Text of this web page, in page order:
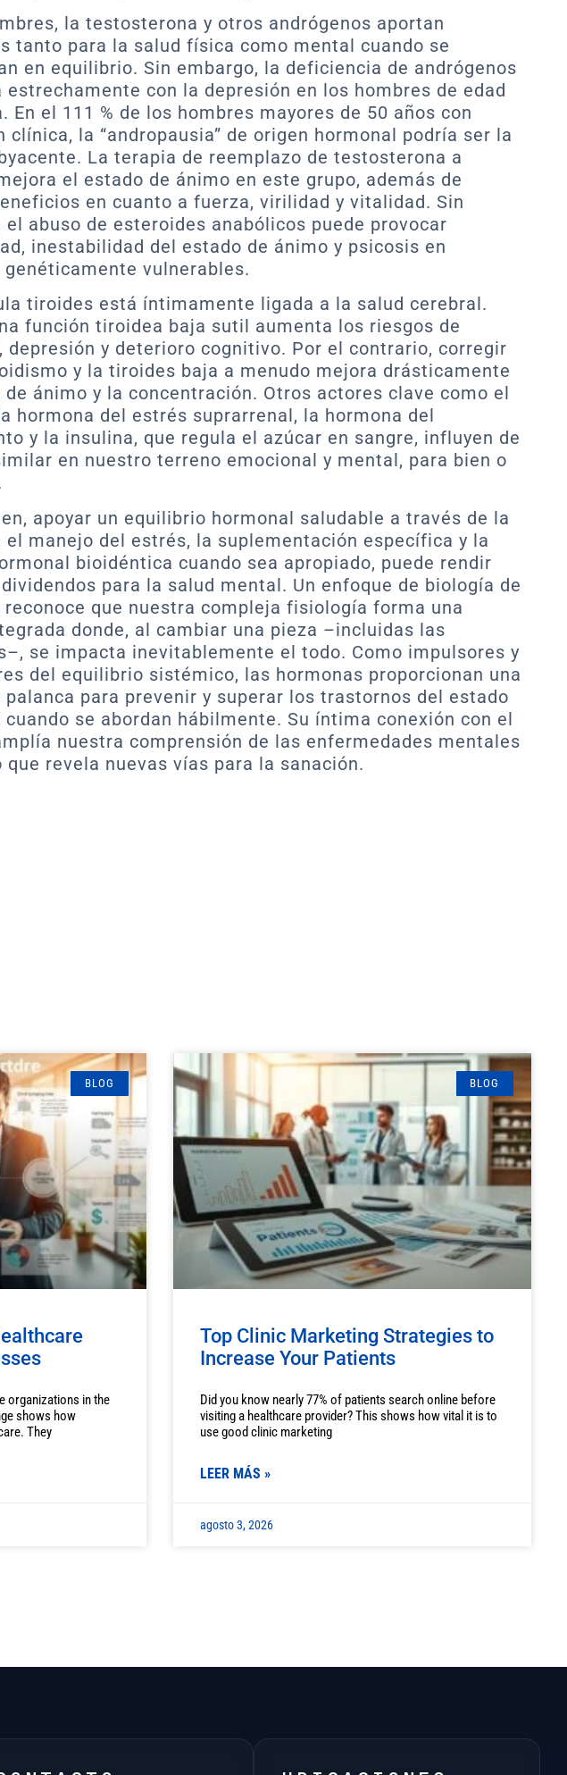
la testosterona y otros andrógenos aportan
tanto para la salud física como mental cuando se
en equilibrio. Sin embargo, la deficiencia de andrógenos
estrechamente con la depresión en los hombres de edad
En el 111 % de los hombres mayores de 50 años con
clínica, la “andropausia” de origen hormonal podría ser la
La terapia de reemplazo de testosterona a
el estado de ánimo en este grupo, además de
en cuanto a fuerza, virilidad y vitalidad. Sin
el abuso de esteroides anabólicos puede provocar
inestabilidad del estado de ánimo y psicosis en
genéticamente vulnerables.
tiroides está íntimamente ligada a la salud cerebral.
función tiroidea baja sutil aumenta los riesgos de
depresión y deterioro cognitivo. Por el contrario, corregir
y la tiroides baja a menudo mejora drásticamente
de ánimo y la concentración. Otros actores clave como el
hormona del estrés suprarrenal, la hormona del
y la insulina, que regula el azúcar en sangre, influyen de
en nuestro terreno emocional y mental, para bien o
apoyar un equilibrio hormonal saludable a través de la
el manejo del estrés, la suplementación específica y la
bioidéntica cuando sea apropiado, puede rendir
para la salud mental. Un enfoque de biología de
que nuestra compleja fisiología forma una
donde, al cambiar una pieza –incluidas las
se impacta inevitablemente el todo. Como impulsores y
del equilibrio sistémico, las hormonas proporcionan una
palanca para prevenir y superar los trastornos del estado
cuando se abordan hábilmente. Su íntima conexión con el
nuestra comprensión de las enfermedades mentales
que revela nuevas vías para la sanación.
BLOG
organizations in the
shows how
They
BLOG
Top Clinic Marketing Strategies to
Increase Your Patients
Did you know nearly 77% of patients search online before
visiting a healthcare provider? This shows how vital it is to
use good clinic marketing
LEER MÁS »
agosto 3, 2026